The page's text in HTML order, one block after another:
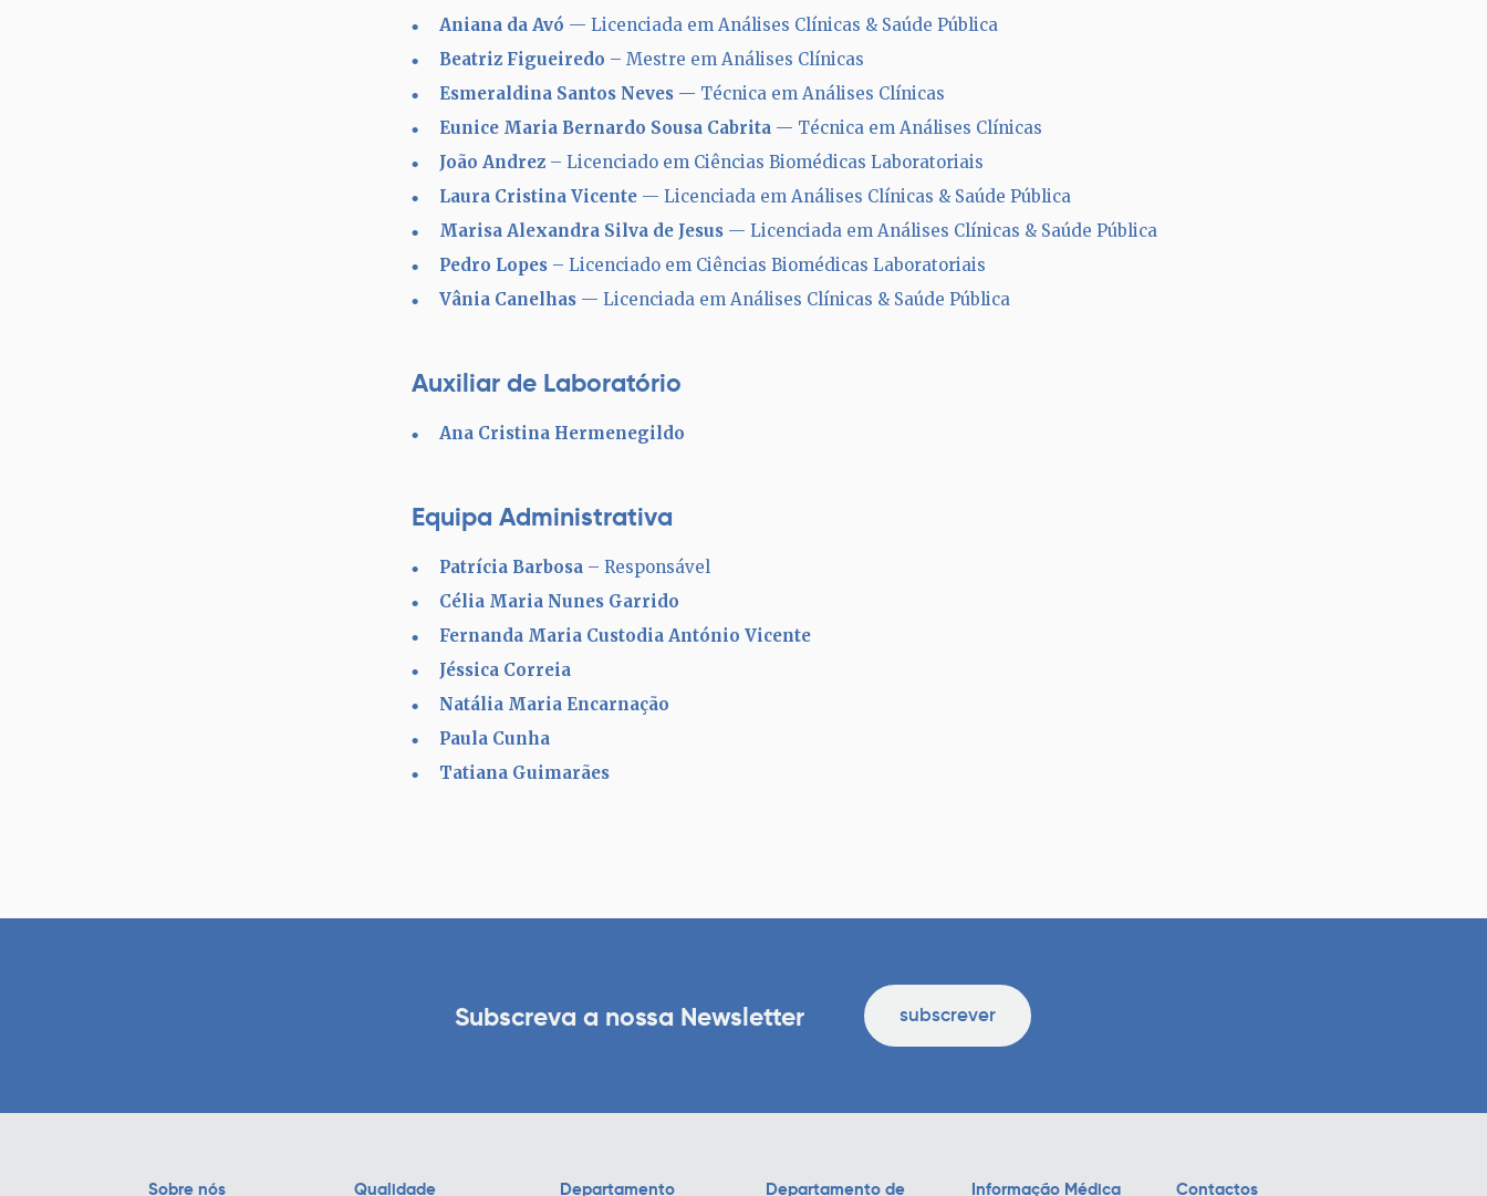
Aniana da Avó — Licenciada em Análises Clínicas & Saúde Pública
Beatriz Figueiredo – Mestre em Análises Clínicas
Esmeraldina Santos Neves — Técnica em Análises Clínicas
Eunice Maria Bernardo Sousa Cabrita — Técnica em Análises Clínicas
João Andrez – Licenciado em Ciências Biomédicas Laboratoriais
Laura Cristina Vicente — Licenciada em Análises Clínicas & Saúde Pública
Marisa Alexandra Silva de Jesus — Licenciada em Análises Clínicas & Saúde Pública
Pedro Lopes – Licenciado em Ciências Biomédicas Laboratoriais
Vânia Canelhas — Licenciada em Análises Clínicas & Saúde Pública
Auxiliar de Laboratório
Ana Cristina Hermenegildo
Equipa Administrativa
Patrícia Barbosa – Responsável
Célia Maria Nunes Garrido
Fernanda Maria Custodia António Vicente
Jéssica Correia
Natália Maria Encarnação
Paula Cunha
Tatiana Guimarães
Subscreva a nossa Newsletter subscrever
Sobre nós Qualidade Departamento Departamento de Informação Médica Contactos